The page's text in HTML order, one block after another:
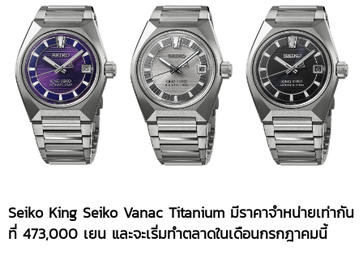
Seiko King Seiko Vanac Titanium มีราคาจำหน่ายเท่ากัน
ที่ 473,000 เยน และจะเริ่มทำตลาดในเดือนกรกฎาคมนี้